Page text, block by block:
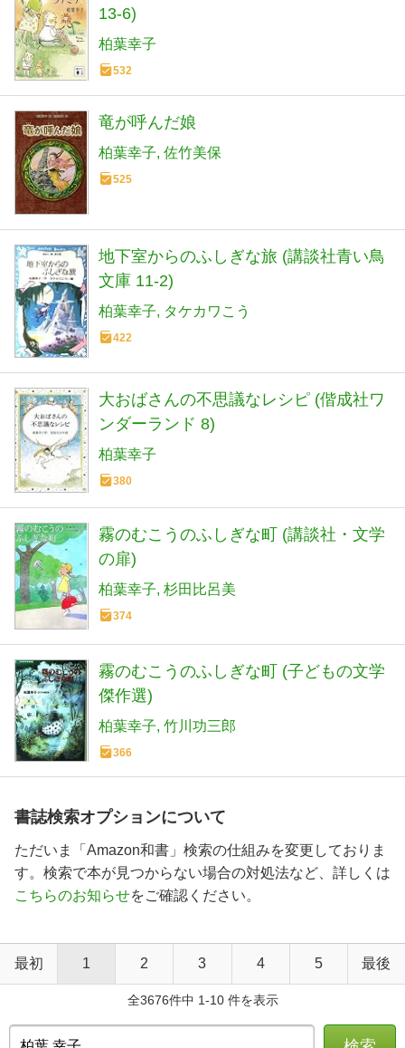
13-6)
柏葉幸子
532
竜が呼んだ娘
柏葉幸子 佐竹美保
525
地下室からのふしぎな旅 (講談社青い鳥
文庫 11-2)
柏葉幸子 タケカワこう
422
大おばさんの不思議なレシピ (偕成社ワ
ンダーランド 8)
柏葉幸子
380
霧のむこうのふしぎな町 (講談社・文学
の扉)
柏葉幸子 杉田比呂美
374
霧のむこうのふしぎな町 (子どもの文学
傑作選)
柏葉幸子 竹川功三郎
366
書誌検索オプションについて
ただいま「Amazon和書」検索の仕組みを変更しておりま
す。検索で本が見つからない場合の対処法など、詳しくは
こちらのお知らせをご確認ください。
最初 1 2 3 4 5 最後
全3676件中 1-10 件を表示